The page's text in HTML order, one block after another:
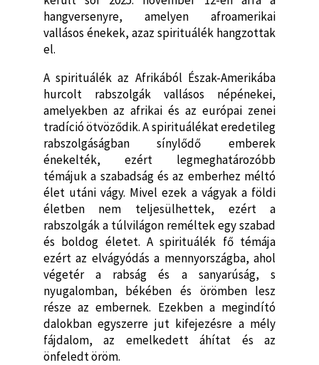
hangversenyre, amelyen afroamerikai
vallásos énekek, azaz spirituálék hangzottak
el.
A spirituálék az Afrikából Észak-Amerikába
hurcolt rabszolgák vallásos népénekei,
amelyekben az afrikai és az európai zenei
tradíció ötvöződik. A spirituálékat eredetileg
rabszolgáságban sínylődő emberek
énekelték, ezért legmeghatározóbb
témájuk a szabadság és az emberhez méltó
élet utáni vágy. Mivel ezek a vágyak a földi
életben nem teljesülhettek, ezért a
rabszolgák a túlvilágon reméltek egy szabad
és boldog életet. A spirituálék fő témája
ezért az elvágyódás a mennyországba, ahol
végetér a rabság és a sanyarúság, s
nyugalomban, békében és örömben lesz
része az embernek. Ezekben a megindító
dalokban egyszerre jut kifejezésre a mély
fájdalom, az emelkedett áhítat és az
önfeledt öröm.